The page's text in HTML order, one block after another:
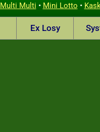
Multi Multi • Mini Lotto •
Ex Losy